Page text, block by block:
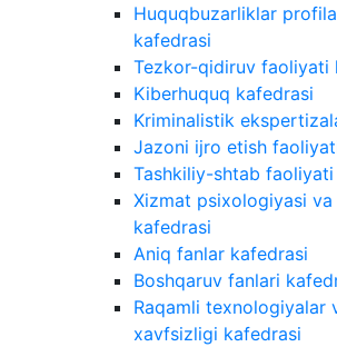
Huquqbuzarliklar
kafedrasi
Tezkor-qidiruv faoliyati
Kiberhuquq kafedrasi
Kriminalistik
Jazoni ijro etish
Tashkiliy-shtab
Xizmat psixologiyasi
kafedrasi
Aniq fanlar kafedrasi
Boshqaruv fanlari
Raqamli texnologiyalar
xavfsizligi kafedrasi